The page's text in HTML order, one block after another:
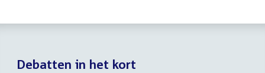
Debatten in het kort